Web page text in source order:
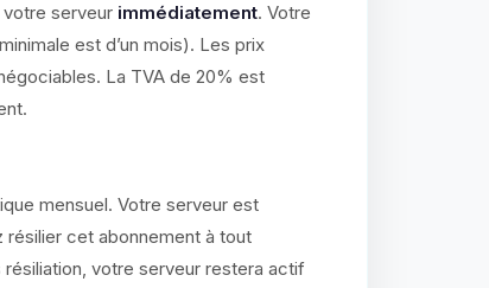
serveur immédiatement. Votre
est d’un mois). Les prix
La TVA de 20% est
mensuel. Votre serveur est
cet abonnement à tout
votre serveur restera actif